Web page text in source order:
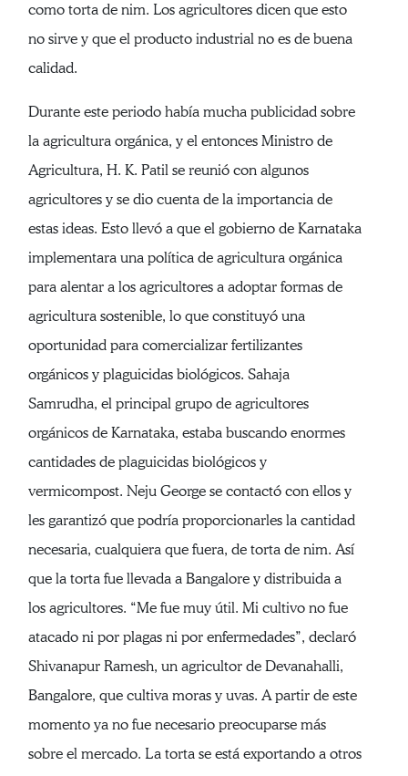
como torta de nim. Los agricultores dicen que esto
no sirve y que el producto industrial no es de buena
calidad.
Durante este periodo había mucha publicidad sobre
la agricultura orgánica, y el entonces Ministro de
Agricultura, H. K. Patil se reunió con algunos
agricultores y se dio cuenta de la importancia de
estas ideas. Esto llevó a que el gobierno de Karnataka
implementara una política de agricultura orgánica
para alentar a los agricultores a adoptar formas de
agricultura sostenible, lo que constituyó una
oportunidad para comercializar fertilizantes
orgánicos y plaguicidas biológicos. Sahaja
Samrudha, el principal grupo de agricultores
orgánicos de Karnataka, estaba buscando enormes
cantidades de plaguicidas biológicos y
vermicompost. Neju George se contactó con ellos y
les garantizó que podría proporcionarles la cantidad
necesaria, cualquiera que fuera, de torta de nim. Así
que la torta fue llevada a Bangalore y distribuida a
los agricultores. “Me fue muy útil. Mi cultivo no fue
atacado ni por plagas ni por enfermedades”, declaró
Shivanapur Ramesh, un agricultor de Devanahalli,
Bangalore, que cultiva moras y uvas. A partir de este
momento ya no fue necesario preocuparse más
sobre el mercado. La torta se está exportando a otros